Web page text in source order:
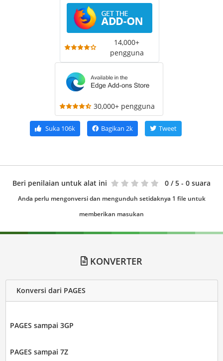
14,000+
pengguna
30,000+ pengguna
Suka106k Bagikan 2k Tweet
Beri penilaian untuk alat ini 0 / 5 - 0 suara
Anda perlu mengonversi dan mengunduh setidaknya 1 file untuk
memberikan masukan
KONVERTER
Konversi dari PAGES
PAGES sampai 3GP
PAGES sampai 7Z